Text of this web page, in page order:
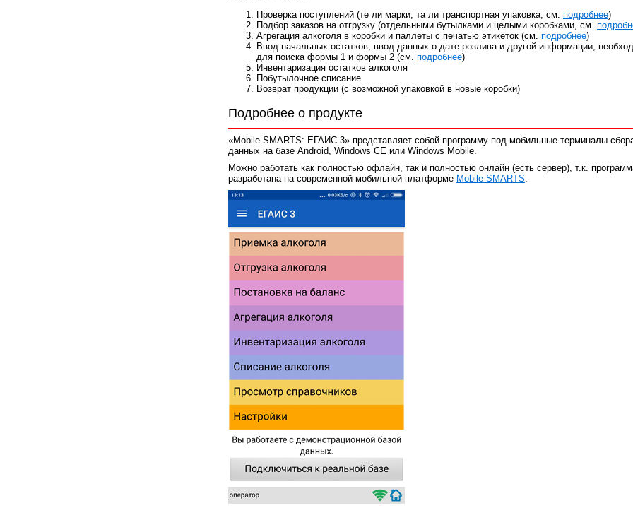
Проверка поступлений (те ли марки, та ли транспортная упаковка, см. подробнее)
Подбор заказов на отгрузку (отдельными бутылками и целыми коробками, см.
Агрегация алкоголя в коробки и паллеты с печатью этикеток (см. подробнее)
Ввод начальных остатков, ввод данных о дате розлива и другой информации,
для поиска формы 1 и формы 2 (см. подробнее)
Инвентаризация остатков алкоголя
Побутылочное списание
Возврат продукции (с возможной упаковкой в новые коробки)
Подробнее о продукте
«Mobile SMARTS: ЕГАИС 3» представляет собой программу под мобильные терминалы
данных на базе Android, Windows CE или Windows Mobile.
Можно работать как полностью офлайн, так и полностью онлайн (есть сервер), т.к.
разработана на современной мобильной платформе Mobile SMARTS.